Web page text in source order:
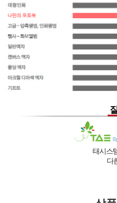
태시스
다
독자기술의 작업 방법과 소재 그리고
사진UV 코팅기, 벨벳 코팅기,